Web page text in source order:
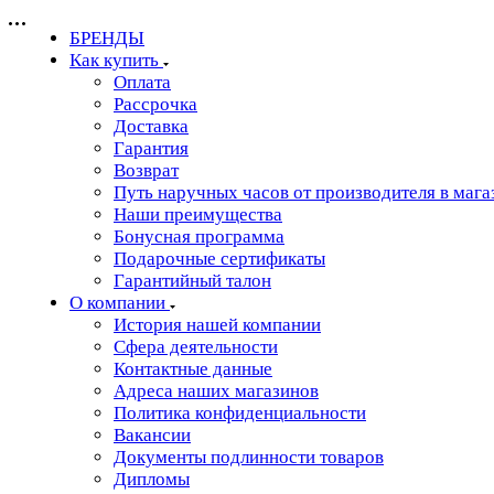
БРЕНДЫ
Как купить
Оплата
Рассрочка
Доставка
Гарантия
Возврат
Путь наручных часов от производителя в
Наши преимущества
Бонусная программа
Подарочные сертификаты
Гарантийный талон
О компании
История нашей компании
Сфера деятельности
Контактные данные
Адреса наших магазинов
Политика конфиденциальности
Вакансии
Документы подлинности товаров
Дипломы